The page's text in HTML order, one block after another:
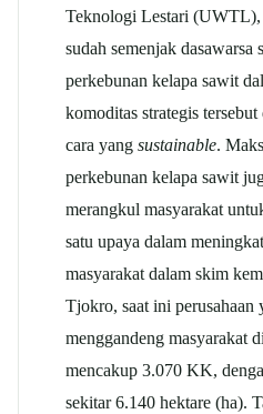
Teknologi Lestari
sudah semenjak dasawarsa
perkebunan kelapa sawit
komoditas strategis
cara yang sustainable.
perkebunan kelapa sawit
merangkul masyarakat
satu upaya dalam
masyarakat dalam skim
Tjokro, saat ini
menggandeng masyarakat
mencakup 3.070 KK,
sekitar 6.140 hektare (ha).